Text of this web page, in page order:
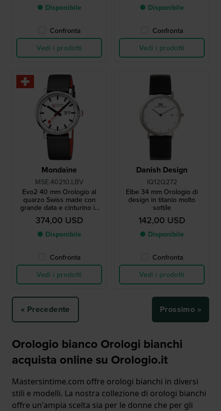
● Disponibile
Confronta
Vedi i prodotti
● Disponibile
Confronta
Vedi i prodotti
Mondaine
MSE.40210.LBV
Evo2 40 mm Orologio al
quarzo Swiss made con
grande data e cinturino in
pelle vegana
374,00 USD
● Disponibile
Confronta
Vedi i prodotti
Danish Design
IQ12Q272
Elbe 34 mm Orologio di
design in titanio molto
sottile
142,00 USD
● Disponibile
Confronta
Vedi i prodotti
« Precedente Prossimo »
Orologio bianco Orologi bianchi
acquista online su Orologio.it
Mastersintime.com offre orologi bianchi in diversi
stili e modelli. La nostra collezione di orologi bianchi
offre un'ampia scelta sia per le donne che per gli